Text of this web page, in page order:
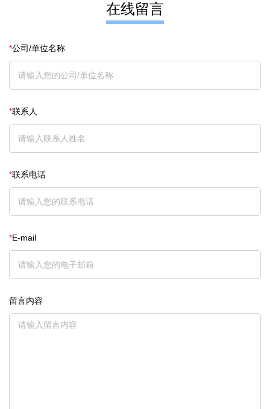
在线留言
*公司/单位名称
*联系人
*联系电话
*E-mail
留言内容